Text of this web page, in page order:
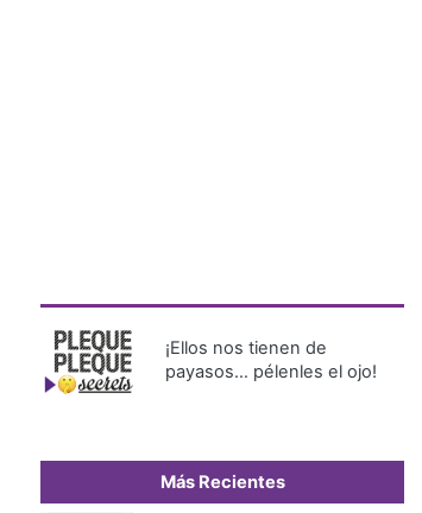
¡Ellos nos tienen de
payasos… pélenles el ojo!
Más Recientes